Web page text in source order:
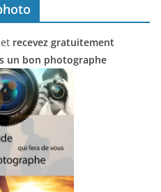
recevez gratuitement
un bon photographe